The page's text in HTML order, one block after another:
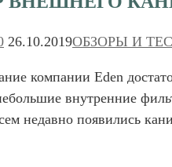
26.10.2019ОБЗОРЫ И
компании Eden
внутренние
недавно появились